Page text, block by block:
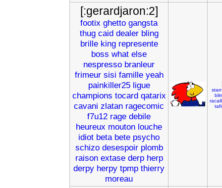
[:gerardjaron:2]
footix ghetto gangsta
thug caid dealer bling
brille king represente
boss what else
nespresso branleur
frimeur sisi famille yeah
painkiller25 ligue
champions tocard qatarix
cavani zlatan ragecomic
f7u12 rage debile
heureux mouton louche
idiot beta bete psycho
schizo desespoir plomb
raison extase derp herp
derpy herpy tpmp thierry
moreau
starr